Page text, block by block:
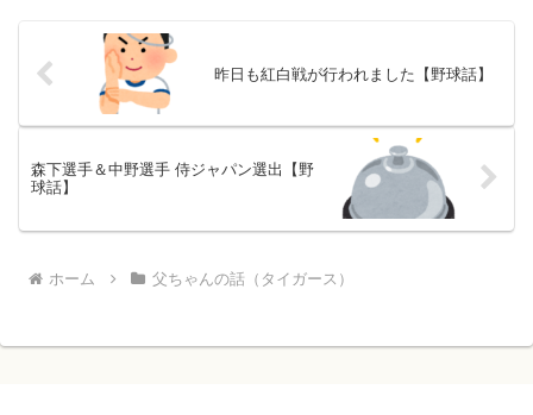
昨日も紅白戦が行われました【野球話】
森下選手＆中野選手 侍ジャパン選出【野
球話】
ホーム 父ちゃんの話（タイガース）